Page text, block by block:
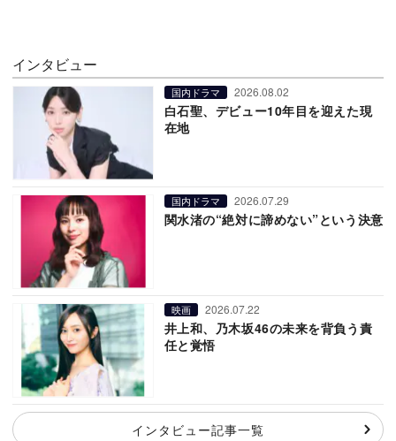
インタビュー
国内ドラマ 2026.08.02
白石聖、デビュー10年目を迎えた現
在地
国内ドラマ 2026.07.29
関水渚の“絶対に諦めない”という決意
映画 2026.07.22
井上和、乃木坂46の未来を背負う責
任と覚悟
インタビュー記事一覧